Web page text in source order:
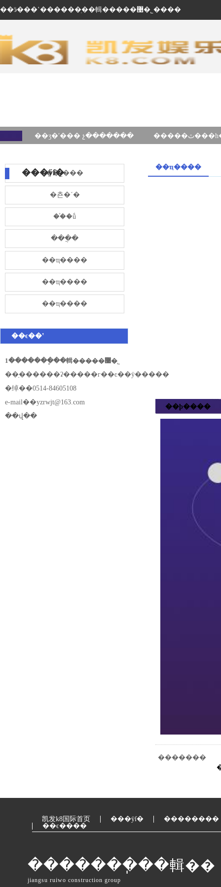
��ӭ���ʽ������ֽ��輯�����޹�˾����
��ʒ�ʹ��� չ�������
���ÿſ���˾���
�쵼�´�
��֯�ṹ
���̷ֲ�
��ҵ����
��ҵ����
��ҵ����
��ϵ��ʽ
1�������ֽ��輯�����޹�˾
��ַ������ʡ�����г��ͼ��ÿ�����
�绰��0514-84605108
e-mail��yzrwjt@163.com
��վ��
��ҵ����
��ϸ����
�������
凯发k8国际首页 ���ÿſ�
��������
��ϵ����
�������ֽ��輯��
jiangsu ruiwo construction group